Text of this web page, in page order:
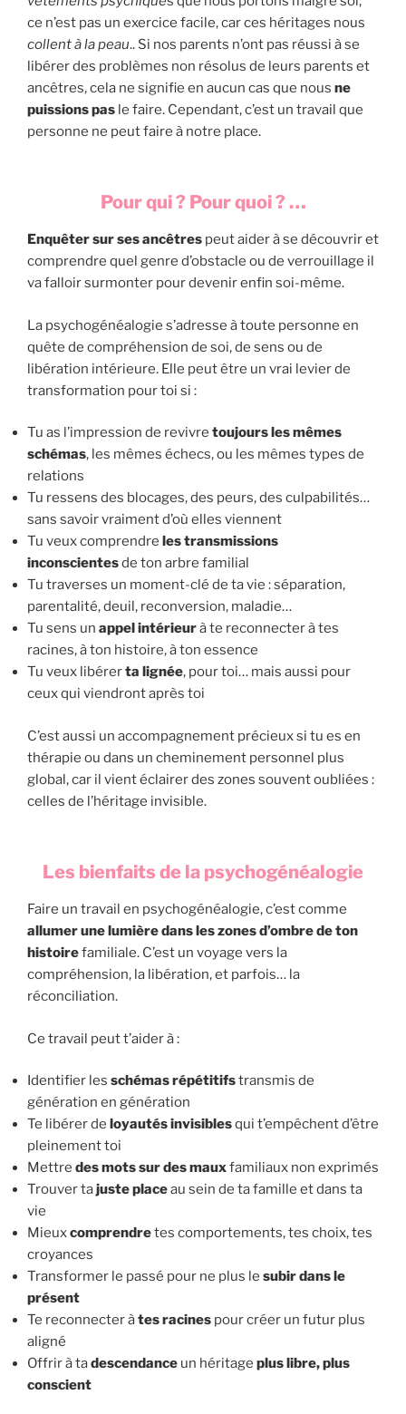
ce n’est pas un exercice facile, car ces héritages nous
collent à la peau.. Si nos parents n’ont pas réussi à se
libérer des problèmes non résolus de leurs parents et
ancêtres, cela ne signifie en aucun cas que nous ne
puissions pas le faire. Cependant, c’est un travail que
personne ne peut faire à notre place.
Pour qui ? Pour quoi ? …
Enquêter sur ses ancêtres peut aider à se découvrir et
comprendre quel genre d’obstacle ou de verrouillage il
va falloir surmonter pour devenir enfin soi-même.
La psychogénéalogie s’adresse à toute personne en
quête de compréhension de soi, de sens ou de
libération intérieure. Elle peut être un vrai levier de
transformation pour toi si :
Tu as l’impression de revivre toujours les mêmes
schémas, les mêmes échecs, ou les mêmes types de
relations
Tu ressens des blocages, des peurs, des culpabilités…
sans savoir vraiment d’où elles viennent
Tu veux comprendre les transmissions
inconscientesde ton arbre familial
Tu traverses un moment-clé de ta vie : séparation,
parentalité, deuil, reconversion, maladie…
Tu sens un appel intérieurà te reconnecter à tes
racines, à ton histoire, à ton essence
Tu veux libérerta lignée, pour toi… mais aussi pour
ceux qui viendront après toi
C’est aussi un accompagnement précieux si tu es en
thérapie ou dans un cheminement personnel plus
global, car il vient éclairer des zones souvent oubliées :
celles de l’héritage invisible.
Les bienfaits de la psychogénéalogie
Faire un travail en psychogénéalogie, c’est comme
allumer une lumière dans les zones d’ombre de ton
histoirefamiliale. C’est un voyage vers la
compréhension, la libération, et parfois… la
réconciliation.
Ce travail peut t’aider à :
Identifier les schémas répétitifstransmis de
génération en génération
Te libérer de loyautés invisiblesqui t’empêchent d’être
pleinement toi
Mettre des mots sur des mauxfamiliaux non exprimés
Trouver tajuste placeau sein de ta famille et dans ta
vie
Mieuxcomprendretes comportements, tes choix, tes
croyances
Transformer le passé pour ne plus le subir dans le
présent
Te reconnecter àtes racines pour créer un futur plus
aligné
Offrir à tadescendance un héritage plus libre, plus
conscient